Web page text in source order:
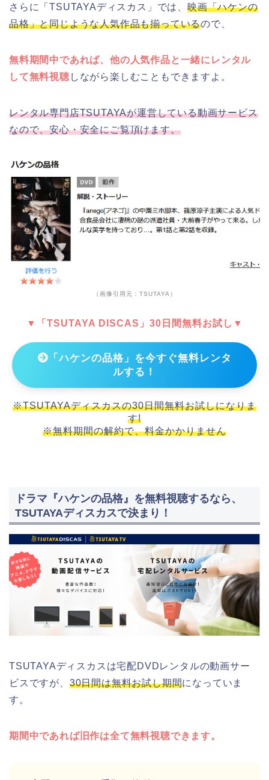
さらに「TSUTAYAディスカス」では、 映画「ハケンの
品格」と同じような人気作品も揃っているので、
無料期間中であれば、他の人気作品と一緒にレンタル
して無料視聴 しながら楽しむこともできますよ。
レンタル専門店TSUTAYAが運営している動画サービス
なので、安心・安全にご覧頂けます。
（画像引用元：TSUTAYA）
▼「TSUTAYA DISCAS」30日間無料お試し▼
「ハケンの品格」を今すぐ無料レンタ
ルする！
※TSUTAYAディスカスの30日間無料お試しになりま
す!
※無料期間の解約で、料金かかりません
ドラマ『ハケンの品格』を無料視聴するなら、
TSUTAYAディスカスで決まり！
TSUTAYAディスカスは宅配DVDレンタルの動画サー
ビスですが、 30日間は無料お試し期間になっていま
す。
期間中であれば旧作は全て無料視聴できます。